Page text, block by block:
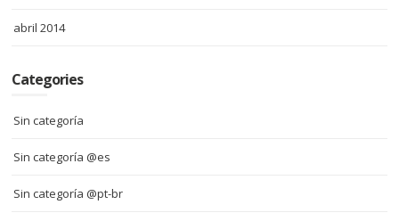
abril 2014
Categories
Sin categoría
Sin categoría @es
Sin categoría @pt-br